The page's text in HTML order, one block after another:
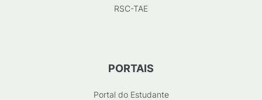
RSC-TAE
PORTAIS
Portal do Estudante